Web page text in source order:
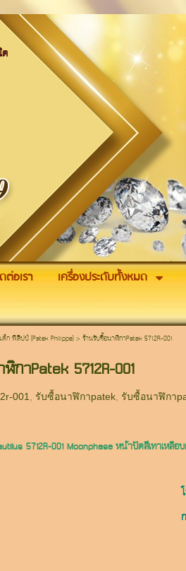
ต่อเรา เครื่องประดับทั้งหมด
ก ฟิลิปป์ (Patek Philippe)> ร้านรับซื้อนาฬิกาPatek 5712R-001
กาPatek 5712R-001
001 รับซื้อนาฬิกาpatek รับซื้อนาฬิกา
5712R-001 Moonphaseหน้าปัดสีเทาเหลือ